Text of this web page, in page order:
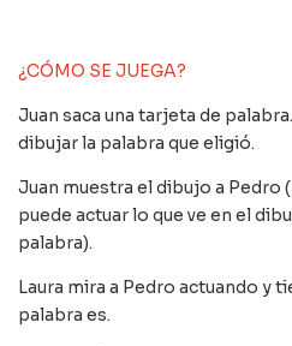
¿CÓMO SE JUEGA?
Juan saca una tarjeta de
dibujar la palabra que eligió.
Juan muestra el dibujo a Pedro
puede actuar lo que ve en el
palabra).
Laura mira a Pedro actuando y
palabra es.